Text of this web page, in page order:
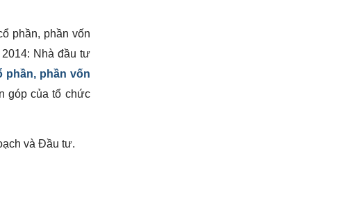
phần, phần vốn
Nhà đầu tư
phần, phần vốn
góp của tổ chức
và Đầu tư.